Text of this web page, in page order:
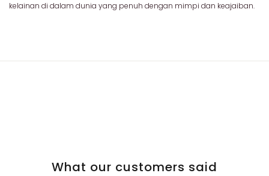
kelainan di dalam dunia yang penuh dengan mimpi dan keajaiban.
What our customers said